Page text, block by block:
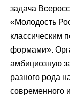
задача
«Молодость
классическим
формами».
амбициозную
разного рода
современного